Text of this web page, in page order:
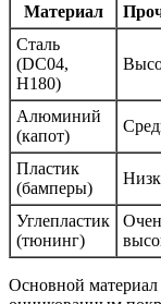
Материал
Сталь
(DC04,
H180)
Алюминий
(капот)
Пластик
(бамперы)
Углепластик
(тюнинг)
Основной